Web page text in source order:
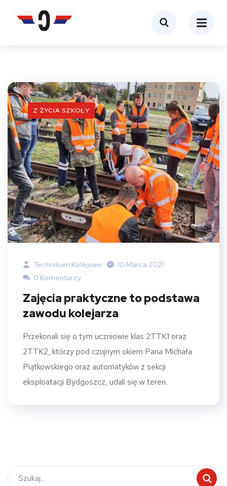
Z ŻYCIA SZKOŁY
Technikum Kolejowe
10 Marca 2021
0 Komentarzy
Zajęcia praktyczne to podstawa
zawodu kolejarza
Przekonali się o tym uczniowie klas 2TTK1 oraz
2TTK2, którzy pod czujnym okiem Pana Michała
Piątkowskiego oraz automatyków z sekcji
eksploatacji Bydgoszcz, udali się w teren.